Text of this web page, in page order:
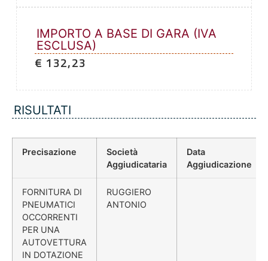
IMPORTO A BASE DI GARA (IVA
ESCLUSA)
€ 132,23
RISULTATI
Precisazione
Società
Aggiudicataria
Data
Aggiudicazione
FORNITURA DI
PNEUMATICI
OCCORRENTI
PER UNA
AUTOVETTURA
IN DOTAZIONE
RUGGIERO
ANTONIO